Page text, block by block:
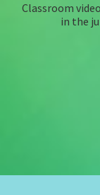
Classroom
in the